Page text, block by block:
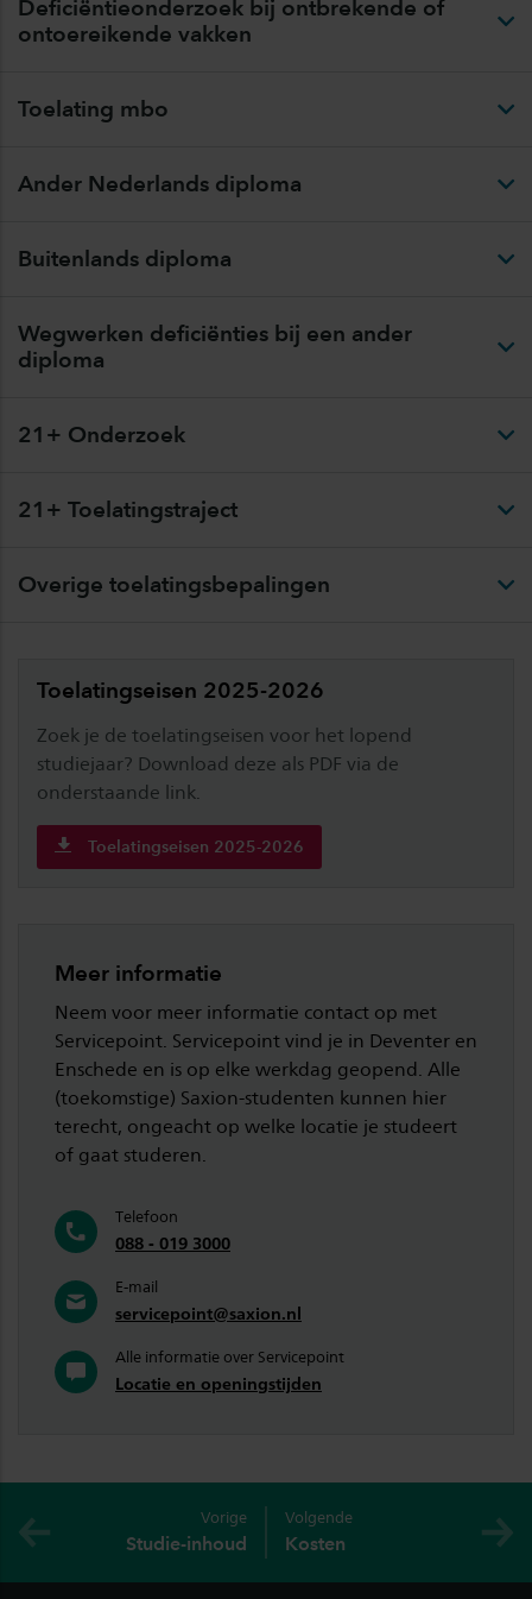
Deficiëntieonderzoek bij ontbrekende of
ontoereikende vakken
Toelating mbo
Ander Nederlands diploma
Buitenlands diploma
Wegwerken deficiënties bij een ander
diploma
21+ Onderzoek
21+ Toelatingstraject
Overige toelatingsbepalingen
Toelatingseisen 2025-2026
Zoek je de toelatingseisen voor het lopend
studiejaar? Download deze als PDF via de
onderstaande link.
Toelatingseisen 2025-2026
Meer informatie
Neem voor meer informatie contact op met
Servicepoint. Servicepoint vind je in Deventer en
Enschede en is op elke werkdag geopend. Alle
(toekomstige) Saxion-studenten kunnen hier
terecht, ongeacht op welke locatie je studeert
of gaat studeren.
Telefoon
088 - 019 3000
E-mail
servicepoint@saxion.nl
Alle informatie over Servicepoint
Locatie en openingstijden
Vorige
Studie-inhoud
Volgende
Kosten